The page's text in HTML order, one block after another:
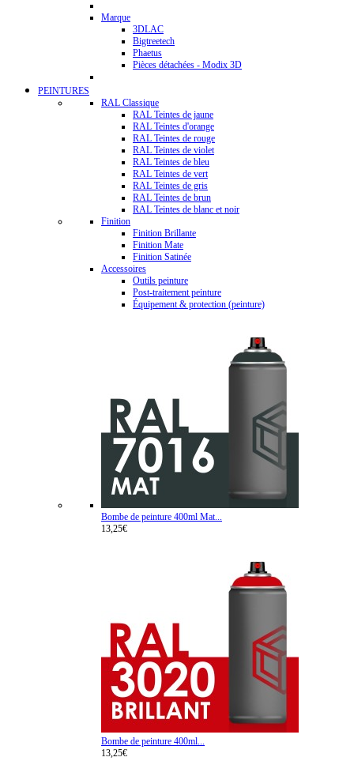
Marque
3DLAC
Bigtreetech
Phaetus
Pièces détachées - Modix 3D
PEINTURES
RAL Classique
RAL Teintes de jaune
RAL Teintes d'orange
RAL Teintes de rouge
RAL Teintes de violet
RAL Teintes de bleu
RAL Teintes de vert
RAL Teintes de gris
RAL Teintes de brun
RAL Teintes de blanc et noir
Finition
Finition Brillante
Finition Mate
Finition Satinée
Accessoires
Outils peinture
Post-traitement peinture
Équipement & protection (peinture)
Bombe de peinture 400ml Mat...
13,25€
Bombe de peinture 400ml...
13,25€